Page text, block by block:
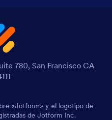
780, San Francisco CA
«Jotform» y el logotipo de
de Jotform Inc.